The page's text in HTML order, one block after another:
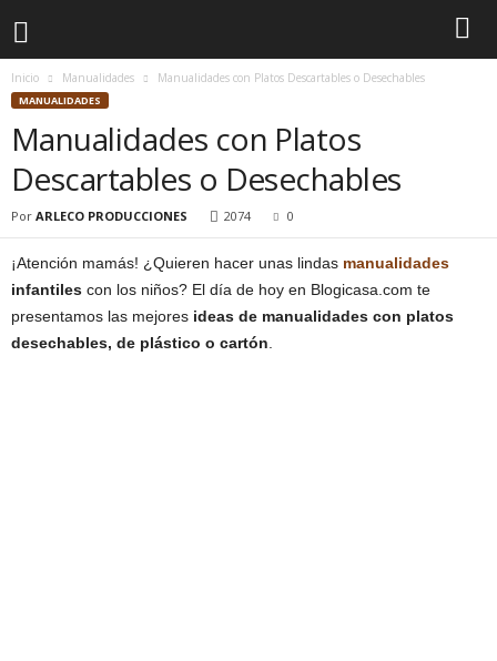
Inicio Manualidades Manualidades con Platos Descartables o Desechables
MANUALIDADES
Manualidades con Platos
Descartables o Desechables
Por ARLECO PRODUCCIONES 2074 0
¡Atención mamás! ¿Quieren hacer unas lindas manualidades
infantiles con los niños? El día de hoy en Blogicasa.com te
presentamos las mejores ideas de manualidades con platos
desechables, de plástico o cartón